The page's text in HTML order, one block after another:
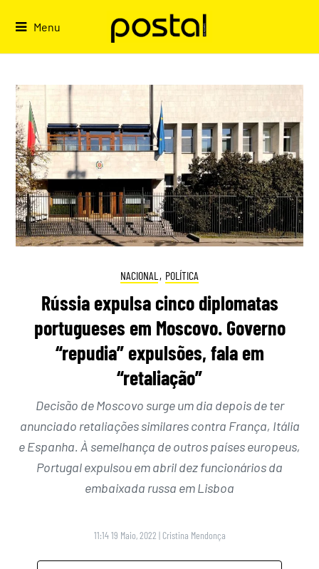
Menu
NACIONAL , POLÍTICA
Rússia expulsa cinco diplomatas
portugueses em Moscovo. Governo
“repudia” expulsões, fala em
“retaliação”
Decisão de Moscovo surge um dia depois de ter
anunciado retaliações similares contra França, Itália
e Espanha. À semelhança de outros países europeus,
Portugal expulsou em abril dez funcionários da
embaixada russa em Lisboa
11:14 19 Maio, 2022 | Cristina Mendonça